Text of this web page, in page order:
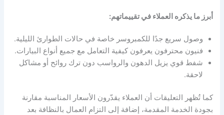
أبرز ما يذكره العملاء في تقييماتهم:
وصول سريع جدًا للكمبروسر خاصة في حالات الطوارئ الليلية.
فنيون محترفون يعرفون كيفية التعامل مع جميع أنواع البيارات.
شفط قوي يزيل الدهون والرواسب دون ترك روائح أو مشاكل
لاحقة.
كما تُظهر التعليقات أن العملاء يقدّرون الأسعار المناسبة مقارنة
بجودة الخدمة المقدمة، إضافة إلى التزام العمال بالنظافة بعد